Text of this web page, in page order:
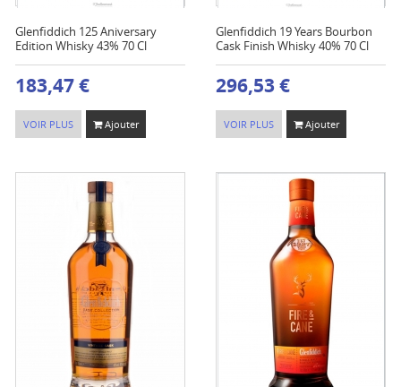
Glenfiddich 125 Aniversary
Edition Whisky 43% 70 Cl
183,47 €
VOIR PLUS Ajouter
Glenfiddich 19 Years Bourbon
Cask Finish Whisky 40% 70 Cl
296,53 €
VOIR PLUS Ajouter